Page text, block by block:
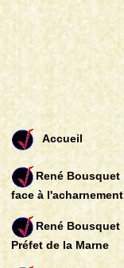
Accueil
René Bousquet
face à l'acharnement
René Bousquet
Préfet de la Marne